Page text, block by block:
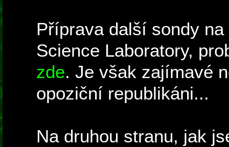
Příprava další sondy
Science Laboratory,
zde. Je však zajímavé
opoziční republikáni...
Na druhou stranu, jak